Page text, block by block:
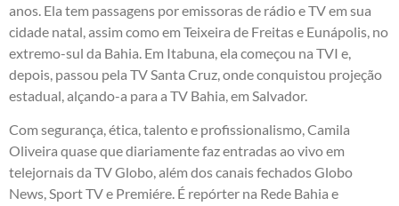
anos. Ela tem passagens por emissoras de rádio e TV em sua
cidade natal, assim como em Teixeira de Freitas e Eunápolis, no
extremo-sul da Bahia. Em Itabuna, ela começou na TVI e,
depois, passou pela TV Santa Cruz, onde conquistou projeção
estadual, alçando-a para a TV Bahia, em Salvador.
Com segurança, ética, talento e profissionalismo, Camila
Oliveira quase que diariamente faz entradas ao vivo em
telejornais da TV Globo, além dos canais fechados Globo
News, Sport TV e Premiére. É repórter na Rede Bahia e